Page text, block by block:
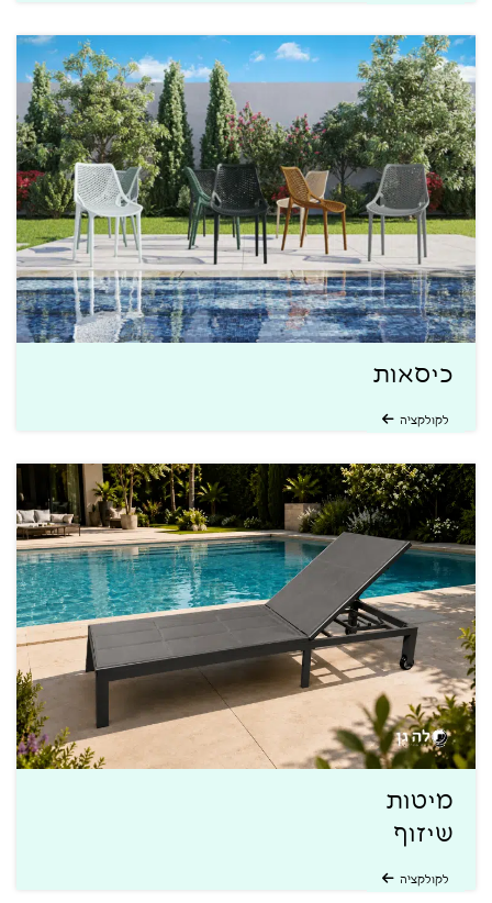
כיסאות
לקולקציה
מיטות
שיזוף
לקולקציה